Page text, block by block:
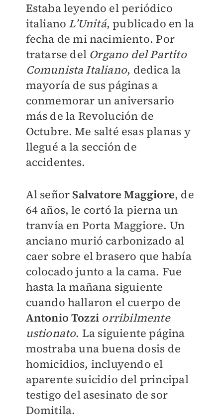
Estaba leyendo el periódico
italiano L’Unitá, publicado en la
fecha de mi nacimiento. Por
tratarse del Organo del Partito
Comunista Italiano, dedica la
mayoría de sus páginas a
conmemorar un aniversario
más de la Revolución de
Octubre. Me salté esas planas y
llegué a la sección de
accidentes.
Al señor Salvatore Maggiore, de
64 años, le cortó la pierna un
tranvía en Porta Maggiore. Un
anciano murió carbonizado al
caer sobre el brasero que había
colocado junto a la cama. Fue
hasta la mañana siguiente
cuando hallaron el cuerpo de
Antonio Tozzi orribilmente
ustionato. La siguiente página
mostraba una buena dosis de
homicidios, incluyendo el
aparente suicidio del principal
testigo del asesinato de sor
Domitila.